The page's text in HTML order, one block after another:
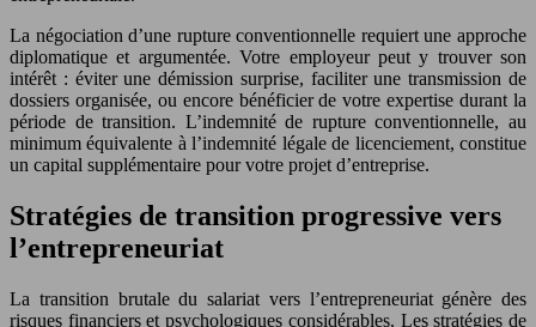
La négociation d’une rupture conventionnelle requiert une approche
diplomatique et argumentée. Votre employeur peut y trouver son
intérêt : éviter une démission surprise, faciliter une transmission de
dossiers organisée, ou encore bénéficier de votre expertise durant la
période de transition. L’indemnité de rupture conventionnelle, au
minimum équivalente à l’indemnité légale de licenciement, constitue
un capital supplémentaire pour votre projet d’entreprise.
Stratégies de transition progressive vers
l’entrepreneuriat
La transition brutale du salariat vers l’entrepreneuriat génère des
risques financiers et psychologiques considérables. Les stratégies de